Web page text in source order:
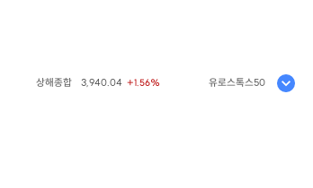
상해종합 3,940.04 +1.56% 유로스톡스50 6,523.86